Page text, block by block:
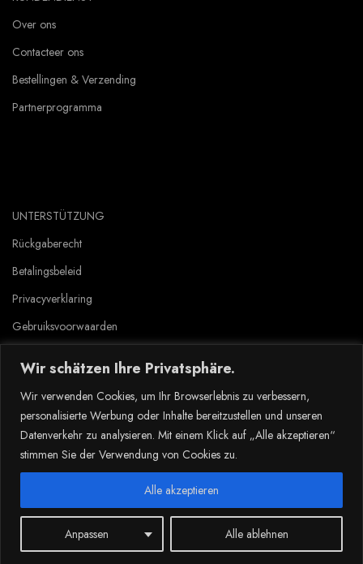
Wir schätzen Ihre Privatsphäre.
Wir verwenden Cookies, um Ihr Browserlebnis zu verbessern,
personalisierte Werbung oder Inhalte bereitzustellen und unseren
Datenverkehr zu analysieren. Mit einem Klick auf „Alle akzeptieren“
stimmen Sie der Verwendung von Cookies zu.
Anpassen Alle ablehnen
Alle akzeptieren
Over ons
Contacteer ons
Bestellingen & Verzending
Partnerprogramma
UNTERSTÜTZUNG
Rückgaberecht
Betalingsbeleid
Privacyverklaring
Gebruiksvoorwaarden
Copyright © 2023 Tlyard de. all rights reserved.
Shop Wishlist
0
Cart My account
Dansk(Deens) Nederlands